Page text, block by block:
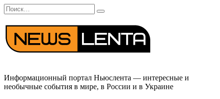
Перейти
к
содержанию
Search
for:
Информационный портал Ньюслента — интересные и
необычные события в мире, в России и в Украине